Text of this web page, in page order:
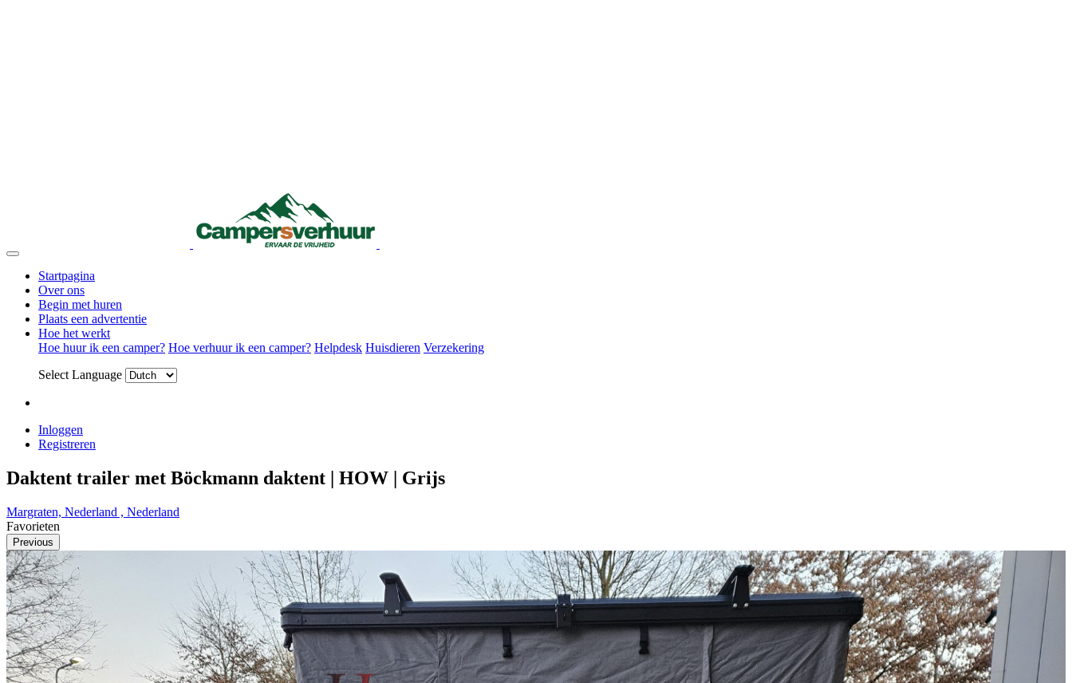
Startpagina
Over ons
Begin met huren
Plaats een advertentie
Hoe het werkt
Hoe huur ik een camper? Hoe verhuur ik een camper? Helpdesk Huisdieren Verzekering
Select Language
Inloggen
Registreren
Daktent trailer met Böckmann daktent | HOW | Grijs
Margraten, Nederland , Nederland
Favorieten
Previous